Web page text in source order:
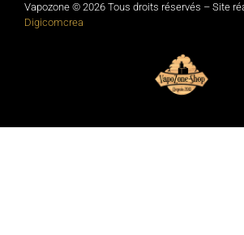
Vapozone © 2026 Tous droits réservés – Site
Digicomcrea